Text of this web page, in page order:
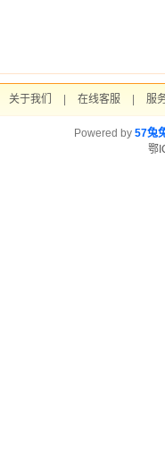
关于我们 在线客服 服
Powered by 57兔
鄂